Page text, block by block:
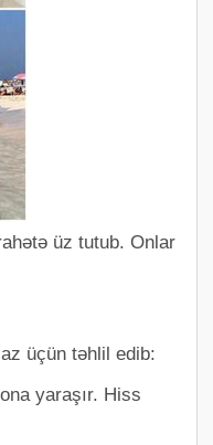
üz tutub. Onlar
üçün təhlil edib:
yaraşır. Hiss